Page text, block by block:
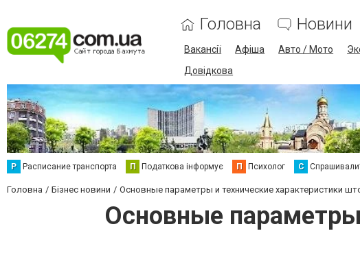
Головна Новини
Вакансії Афіша Авто / Мото
Довідкова
Р Расписание транспорта П Податкова інформує П Психолог С
Головна Бізнес новини Основные параметры и технические характеристики
Основные параметры